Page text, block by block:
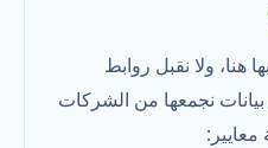
هنا، ولا نقبل روابط
نجمعها من الشركات
معايير: